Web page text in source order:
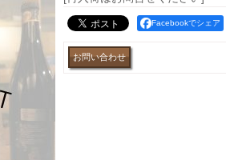
Facebookでシェア